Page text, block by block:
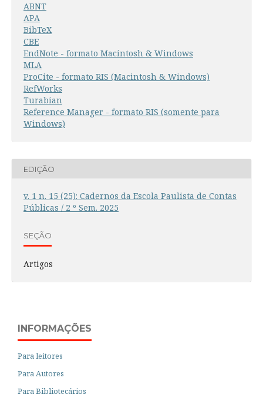
ABNT
APA
BibTeX
CBE
EndNote - formato Macintosh & Windows
MLA
ProCite - formato RIS (Macintosh & Windows)
RefWorks
Turabian
Reference Manager - formato RIS (somente para
Windows)
EDIÇÃO
v. 1 n. 15 (25): Cadernos da Escola Paulista de Contas
Públicas / 2 º Sem. 2025
SEÇÃO
Artigos
INFORMAÇÕES
Para leitores
Para Autores
Para Bibliotecários